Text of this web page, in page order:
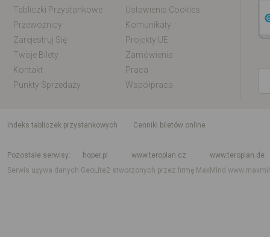
Tabliczki Przystankowe
Ustawienia Cookies
Przewoźnicy
Komunikaty
Zarejestruj Się
Projekty UE
Twoje Bilety
Zamówienia
Kontakt
Praca
Punkty Sprzedaży
Współpraca
indeks tabliczek przystankowych
Cenniki biletów online
Pozostałe serwisy
hoper.pl www.teroplan.cz
www.teroplan.de
Serwis używa danych GeoLite2 stworzonych przez firmę MaxMind